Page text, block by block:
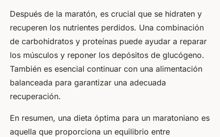
Después de la maratón, es crucial que se hidraten y
recuperen los nutrientes perdidos. Una combinación
de carbohidratos y proteínas puede ayudar a reparar
los músculos y reponer los depósitos de glucógeno.
También es esencial continuar con una alimentación
balanceada para garantizar una adecuada
recuperación.
En resumen, una dieta óptima para un maratoniano es
aquella que proporciona un equilibrio entre